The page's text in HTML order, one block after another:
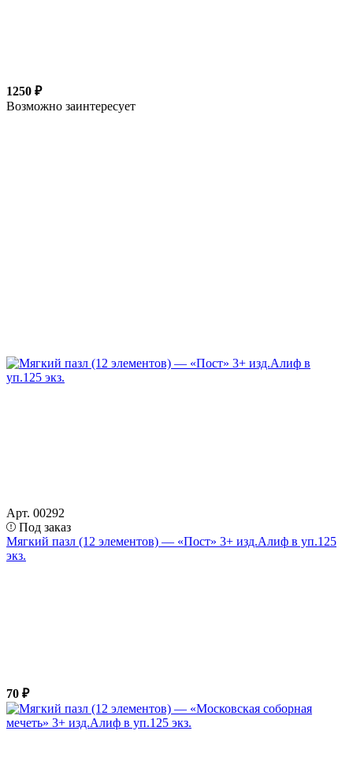
1250 ₽
Возможно заинтересует
Арт. 00292
Под заказ
Мягкий пазл (12 элементов) — «Пост» 3+ изд.Алиф в уп.125
экз.
70 ₽